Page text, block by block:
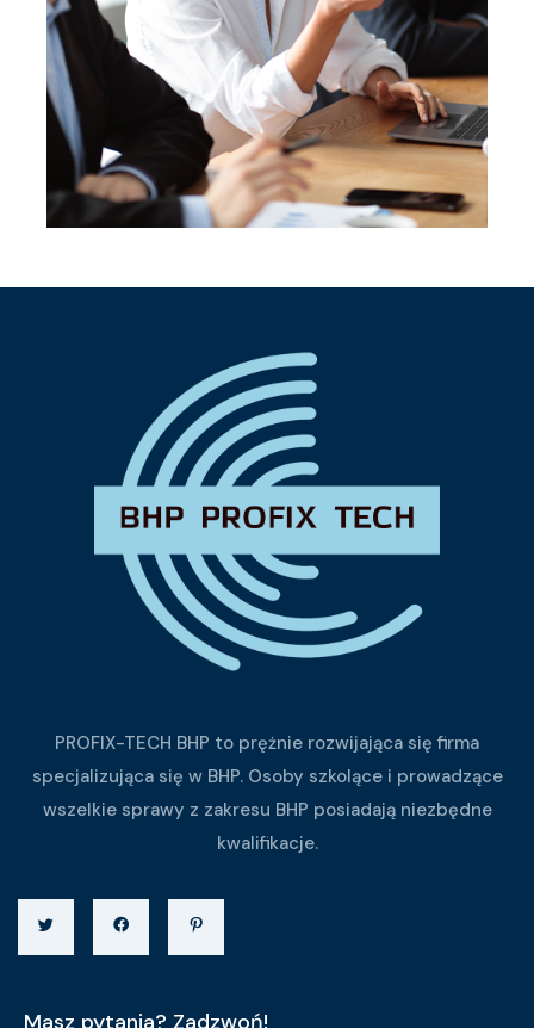
PROFIX-TECH BHP to prężnie rozwijająca się firma
specjalizująca się w BHP. Osoby szkolące i prowadzące
wszelkie sprawy z zakresu BHP posiadają niezbędne
kwalifikacje.
Masz pytania? Zadzwoń!